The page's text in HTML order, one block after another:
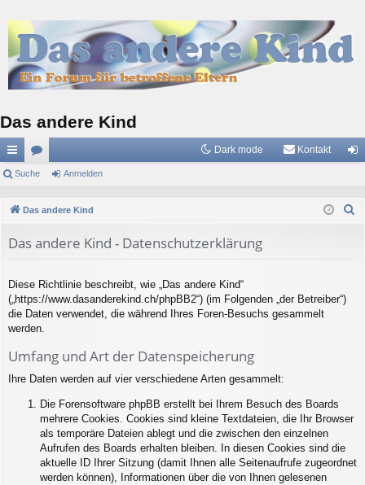
Das andere Kind
ch
ug
or
Dark mode Kontakt
Suche Anmelden
Das andere Kind
Das andere Kind - Datenschutzerklärung
Diese Richtlinie beschreibt, wie „Das andere Kind“
(„https://www.dasanderekind.ch/phpBB2“) (im Folgenden „der Betreiber“)
die Daten verwendet, die während Ihres Foren-Besuchs gesammelt
werden.
Umfang und Art der Datenspeicherung
Ihre Daten werden auf vier verschiedene Arten gesammelt:
Die Forensoftware phpBB erstellt bei Ihrem Besuch des Boards
mehrere Cookies. Cookies sind kleine Textdateien, die Ihr Browser
als temporäre Dateien ablegt und die zwischen den einzelnen
Aufrufen des Boards erhalten bleiben. In diesen Cookies sind die
aktuelle ID Ihrer Sitzung (damit Ihnen alle Seitenaufrufe zugeordnet
werden können), Informationen über die von Ihnen gelesenen